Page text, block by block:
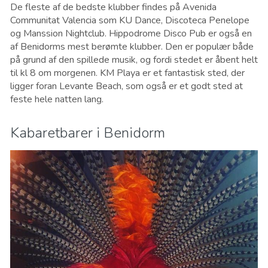
De fleste af de bedste klubber findes på Avenida
Communitat Valencia som KU Dance, Discoteca Penelope
og Manssion Nightclub. Hippodrome Disco Pub er også en
af ​​Benidorms mest berømte klubber. Den er populær både
på grund af den spillede musik, og fordi stedet er åbent helt
til kl 8 om morgenen. KM Playa er et fantastisk sted, der
ligger foran Levante Beach, som også er et godt sted at
feste hele natten lang.
Kabaretbarer i Benidorm